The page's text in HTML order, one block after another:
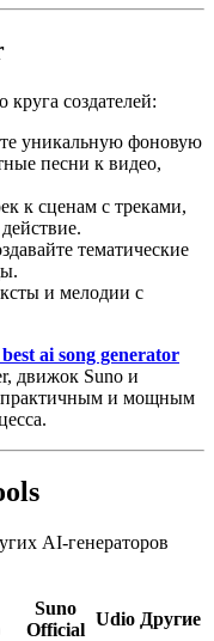
круга создателей:
уникальную фоновую
песни к видео,
к сценам с треками,
тематические
и мелодии с
ai song generator
движок Suno и
практичным и мощным
AI-генераторов
Suno
Official
Udio Другие